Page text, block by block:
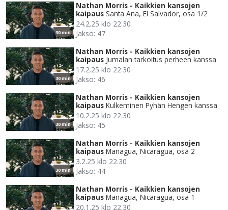
30 min
Nathan Morris - Kaikkien kansojen
kaipaus Santa Ana, El Salvador, osa 1/2
24.2.25 klo 22.30
Jakso: 47
30 min
Nathan Morris - Kaikkien kansojen
kaipaus Jumalan tarkoitus perheen kanssa
17.2.25 klo 22.30
Jakso: 46
30 min
Nathan Morris - Kaikkien kansojen
kaipaus Kulkeminen Pyhän Hengen kanssa
10.2.25 klo 22.30
Jakso: 45
30 min
Nathan Morris - Kaikkien kansojen
kaipaus Managua, Nicaragua, osa 2
3.2.25 klo 22.30
Jakso: 44
Nathan Morris - Kaikkien kansojen
kaipaus Managua, Nicaragua, osa 1
20.1.25 klo 22.30